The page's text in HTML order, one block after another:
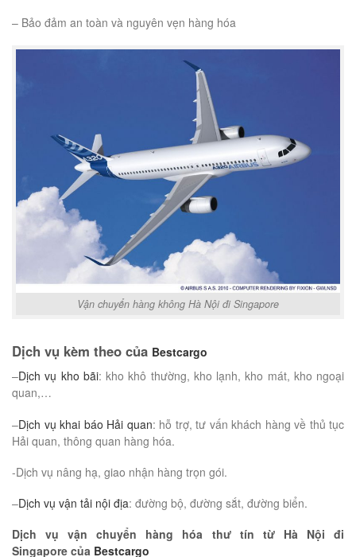
– Bảo đảm an toàn và nguyên vẹn hàng hóa
Vận chuyển hàng không Hà Nội đi Singapore
Dịch vụ kèm theo của Bestcargo
–Dịch vụ kho bãi: kho khô thường, kho lạnh, kho mát, kho ngoại
quan,…
–Dịch vụ khai báo Hải quan: hỗ trợ, tư vấn khách hàng về thủ tục
Hải quan, thông quan hàng hóa.
-Dịch vụ nâng hạ, giao nhận hàng trọn gói.
–Dịch vụ vận tải nội địa: đường bộ, đường sắt, đường biển.
Dịch vụ vận chuyển hàng hóa thư tín từ Hà Nội đi
Singapore của Bestcargo